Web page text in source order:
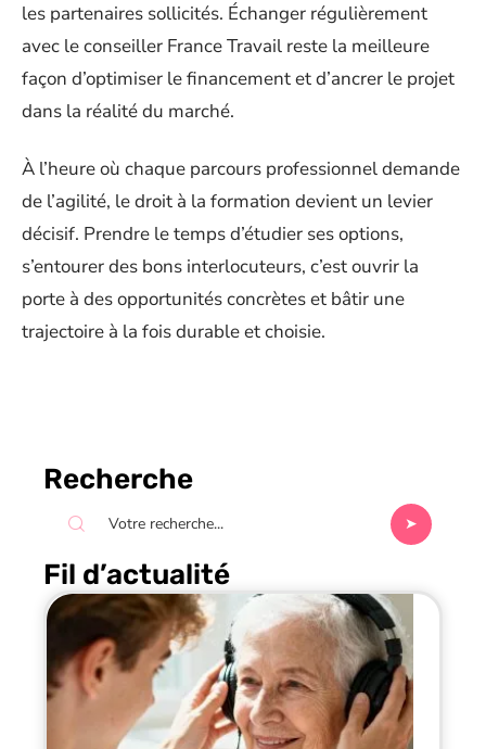
les partenaires sollicités. Échanger régulièrement
avec le conseiller France Travail reste la meilleure
façon d’optimiser le financement et d’ancrer le projet
dans la réalité du marché.
À l’heure où chaque parcours professionnel demande
de l’agilité, le droit à la formation devient un levier
décisif. Prendre le temps d’étudier ses options,
s’entourer des bons interlocuteurs, c’est ouvrir la
porte à des opportunités concrètes et bâtir une
trajectoire à la fois durable et choisie.
Recherche
Fil d’actualité